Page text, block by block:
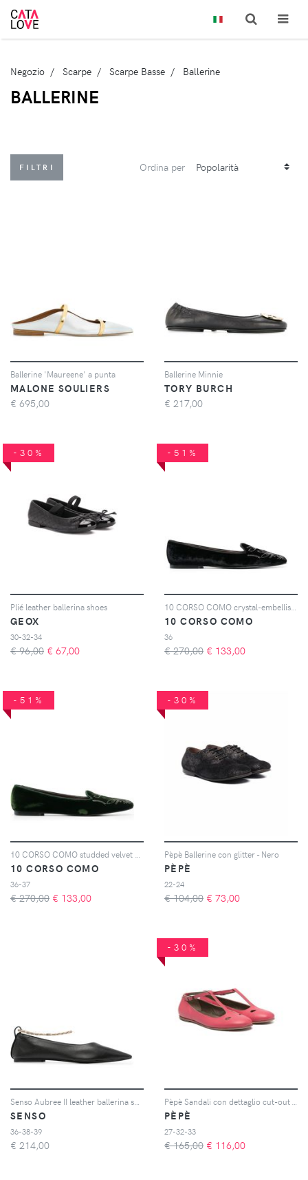
Negozio Scarpe Scarpe Basse Ballerine
BALLERINE
FILTRI Ordina per
Ballerine 'Maureene' a punta
MALONE SOULIERS
€ 695,00
Ballerine Minnie
TORY BURCH
€ 217,00
-30%
Plié leather ballerina shoes
GEOX
30-32-34
€ 96,00 € 67,00
-51%
10 CORSO COMO crystal-embellished ballerina shoes - Nero
10 CORSO COMO
36
€ 270,00 € 133,00
-51%
10 CORSO COMO studded velvet ballerina shoes - Verde
10 CORSO COMO
36-37
€ 270,00 € 133,00
-30%
Pèpè Ballerine con glitter - Nero
PÈPÈ
22-24
€ 104,00 € 73,00
Senso Aubree II leather ballerina shoes - Nero
SENSO
36-38-39
€ 214,00
-30%
Pèpè Sandali con dettaglio cut-out - Rosa
PÈPÈ
27-32-33
€ 165,00 € 116,00